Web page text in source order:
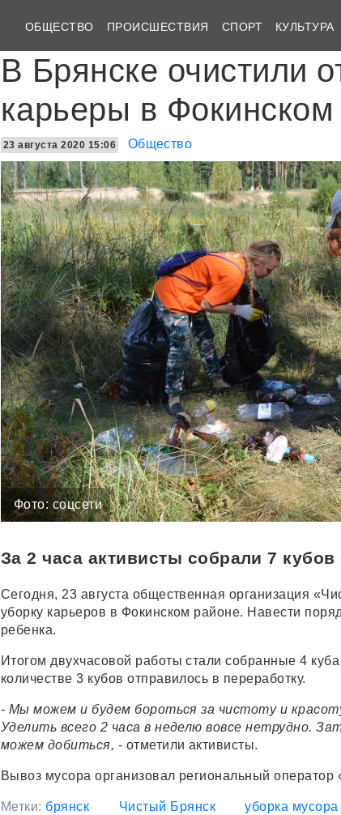
ОБЩЕСТВО ПРОИСШЕСТВИЯ СПОРТ КУЛЬТУРА
В Брянске очистили
карьеры в
23 августа 2020 15:06 Общество
Фото: соцсети
За 2 часа активисты собрали 7 кубов
Сегодня, 23 августа общественная организация
уборку карьеров в Фокинском районе. Навести
ребенка.
Итогом двухчасовой работы стали собранные 4
количестве 3 кубов отправилось в переработку.
- Мы можем и будем бороться за чистоту и
Уделить всего 2 часа в неделю вовсе нетрудно.
можем добиться, - отметили активисты.
Вывоз мусора организовал региональный оператор
Метки: брянск Чистый Брянск уборка мусора